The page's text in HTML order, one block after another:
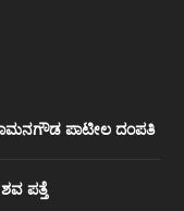
ಪಾಟೀಲ ದಂಪತಿ
ಪತ್ತೆ